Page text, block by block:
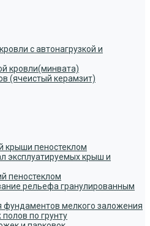
с автонагрузкой и
кровли(минвата)
(ячеистый керамзит)
крыши пеностеклом
эксплуатируемых крыш и
пеностеклом
рельефа гранулированным
мелкого заложения
по грунту